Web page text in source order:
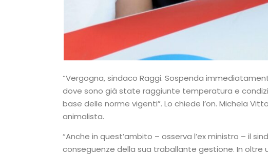
“Vergogna, sindaco Raggi. Sospenda
dove sono già state raggiunte temperatura e
base delle norme vigenti”. Lo chiede l’on. Michela
animalista.
“Anche in quest’ambito – osserva l’ex ministro – il
conseguenze della sua traballante gestione. In oltre